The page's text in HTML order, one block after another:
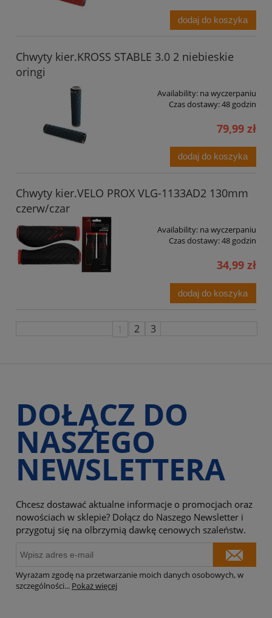
dodaj do koszyka
Chwyty kier.KROSS STABLE 3.0 2 niebieskie
oringi
Availability: na wyczerpaniu
Czas dostawy:48 godzin
79,99 zł
dodaj do koszyka
Chwyty kier.VELO PROX VLG-1133AD2 130mm
czerw/czar
Availability: na wyczerpaniu
Czas dostawy:48 godzin
34,99 zł
dodaj do koszyka
2 3
DOŁĄCZ DO
NASZEGO
NEWSLETTERA
Chcesz dostawać aktualne informacje o promocjach oraz
nowościach w sklepie? Dołącz do Naszego Newsletter i
przygotuj się na olbrzymią dawkę cenowych szaleństw.
Wyrażam zgodę na przetwarzanie moich danych osobowych, w
szczególności... Pokaż więcej